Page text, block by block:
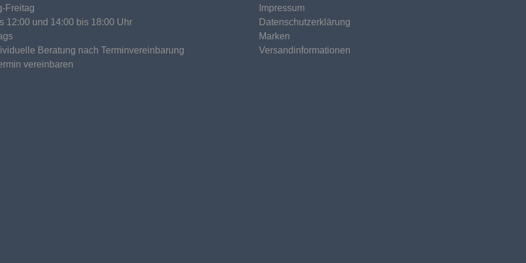
Freitag
12:00 und 14:00 bis 18:00 Uhr
Beratung nach Terminvereinbarung
vereinbaren
Impressum
Datenschutzerklärung
Marken
Versandinformationen